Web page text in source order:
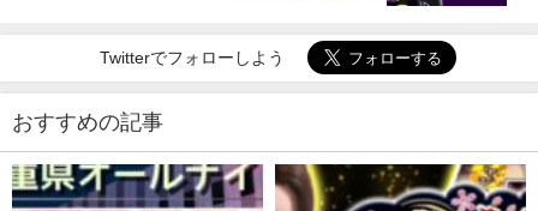
Twitterでフォローしよう
おすすめの記事